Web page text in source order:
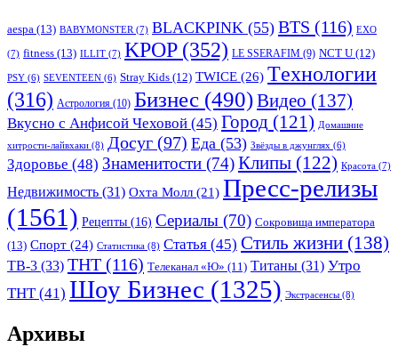
aespa (13) BABYMONSTER(7) BLACKPINK (55) BTS (116) EXO
(7) fitness (13) ILLIT (7) KPOP(352) LE SSERAFIM (9) NCT U (12)
PSY (6) SEVENTEEN (6) Stray Kids (12) TWICE (26) Tехнологии
(316) Астрология (10) Бизнес (490)Видео (137)
Вкусно с Анфисой Чеховой (45) Город (121) Домашние
хитрости-лайвхаки (8) Досуг (97) Еда (53) Звёзды в джунглях (6)
Здоровье (48) Знаменитости (74)Клипы (122) Красота (7)
Недвижимость (31) Охта Молл (21) Пресс-релизы
(1561) Рецепты (16) Сериалы (70) Сокровища императора
(13) Спорт (24) Статистика (8) Статья (45) Стиль жизни (138)
ТВ-3 (33) ТНТ (116) Телеканал «Ю» (11) Титаны (31) Утро
ТНТ(41) Шоу Бизнес (1325) Экстрасенсы (8)
Архивы